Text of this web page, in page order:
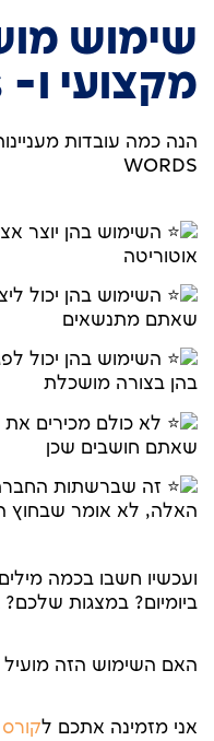
שימוש
מקצועי ו- buzz words
WORDS
השימוש בהן יוצר
אוטוריטה
השימוש בהן יכול
שאתם מתנשאים
השימוש בהן יכול
בהן בצורה מושכלת
לא כולם מכירים
שאתם חושבים שכן
זה שברשתות
האלה, לא אומר שבחוץ
ועכשיו חשבו בכמה
ביומיום? במצגות
האם השימוש הזה מועיל
אני מזמינה אתכם לקורס